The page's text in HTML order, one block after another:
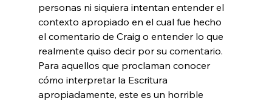
personas ni siquiera intentan entender el
contexto apropiado en el cual fue hecho
el comentario de Craig o entender lo que
realmente quiso decir por su comentario.
Para aquellos que proclaman conocer
cómo interpretar la Escritura
apropiadamente, este es un horrible